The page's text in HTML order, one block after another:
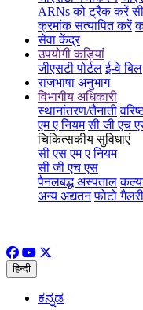
ARNs को ट्रैक करें
क्रमांक सत्यापित करें
सेवा केंद्र
उपयोगी कड़ियां
जीएसटी पोर्टल ई-वे बिल
राजभाषा अनुभाग
विभागीय अधिकारी
स्थानांतरण/तैनाती
एम ए नियम सी जी एच
चिकित्सकीय सुविधाएं
सी एस एम ए नियम
सी जी एच एस
पैनलबद्ध अस्पताल
अन्य अद्यतन फोटो गैलरी
हिन्दी
ಕನ್ನಡ